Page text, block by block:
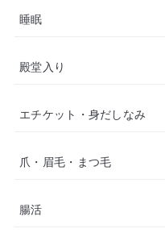
睡眠
殿堂入り
エチケット・身だしなみ
爪・眉毛・まつ毛
腸活